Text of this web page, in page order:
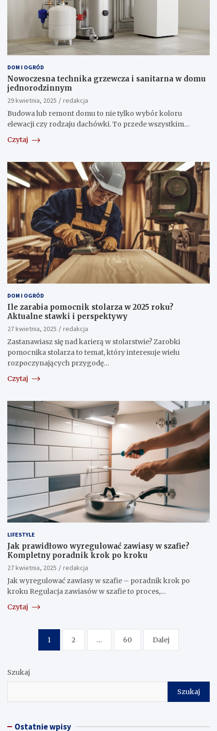
DOM I OGRÓD
Nowoczesna technika grzewcza i sanitarna w domu
jednorodzinnym
29 kwietnia, 2025
redakcja
Budowa lub remont domu to nie tylko wybór koloru
elewacji czy rodzaju dachówki. To przede wszystkim…
Czytaj
DOM I OGRÓD
Ile zarabia pomocnik stolarza w 2025 roku?
Aktualne stawki i perspektywy
27 kwietnia, 2025
redakcja
Zastanawiasz się nad karierą w stolarstwie? Zarobki
pomocnika stolarza to temat, który interesuje wielu
rozpoczynających przygodę…
Czytaj
LIFESTYLE
Jak prawidłowo wyregulować zawiasy w szafie?
Kompletny poradnik krok po kroku
27 kwietnia, 2025
redakcja
Jak wyregulować zawiasy w szafie – poradnik krok po
kroku Regulacja zawiasów w szafie to proces,…
Czytaj
Nawigacja
wpisach
1 2 … 60 Dalej
Szukaj
Szukaj
Ostatnie wpisy